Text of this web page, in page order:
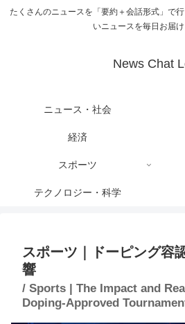
たくさんのニュースを「要約＋会話形式」で
いニュースを毎日お届け
News Chat
ニュース・社会
経済
スポーツ
テクノロジー・科学
スポーツ｜ドーピング容
響
/ Sports | The Impact and
Doping-Approved